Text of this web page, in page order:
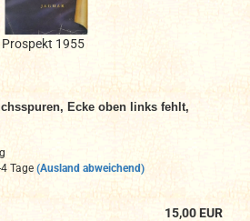
1955
Ecke oben links fehlt,
Tage (Ausland abweichend)
15,00 EUR